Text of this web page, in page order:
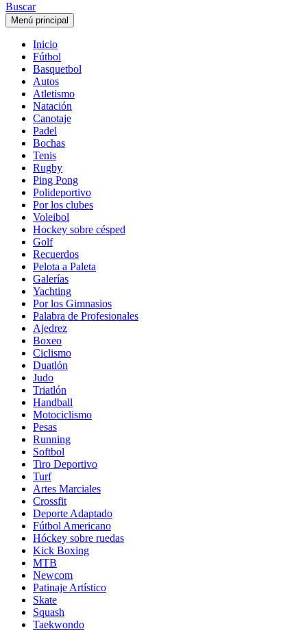
Buscar
Menú principal
Inicio
Fútbol
Basquetbol
Autos
Atletismo
Natación
Canotaje
Padel
Bochas
Tenis
Rugby
Ping Pong
Polideportivo
Por los clubes
Voleibol
Hockey sobre césped
Golf
Recuerdos
Pelota a Paleta
Galerías
Yachting
Por los Gimnasios
Palabra de Profesionales
Ajedrez
Boxeo
Ciclismo
Duatlón
Judo
Triatlón
Handball
Motociclismo
Pesas
Running
Softbol
Tiro Deportivo
Turf
Artes Marciales
Crossfit
Deporte Adaptado
Fútbol Americano
Hóckey sobre ruedas
Kick Boxing
MTB
Newcom
Patinaje Artístico
Skate
Squash
Taekwondo